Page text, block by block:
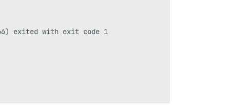
exited with exit code 1